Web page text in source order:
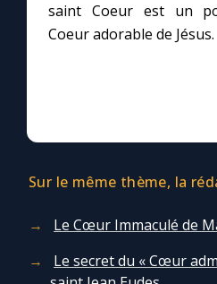
Le site internet
Prier au quotidien
Avec Thérèse de Lisieux
L'Évangile chaque jour
saint Coeur est un
Coeur adorable de Jésus.
Sur le même thème, la
Le Cœur Immaculé de
Le secret du « Cœur